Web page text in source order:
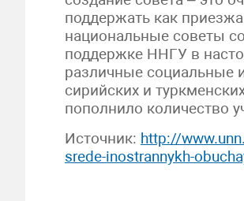
поддержать как
национальные советы
поддержке ННГУ в
различные социальные
сирийских и
пополнило количество
Источник: http://
srede-inostrannykh-